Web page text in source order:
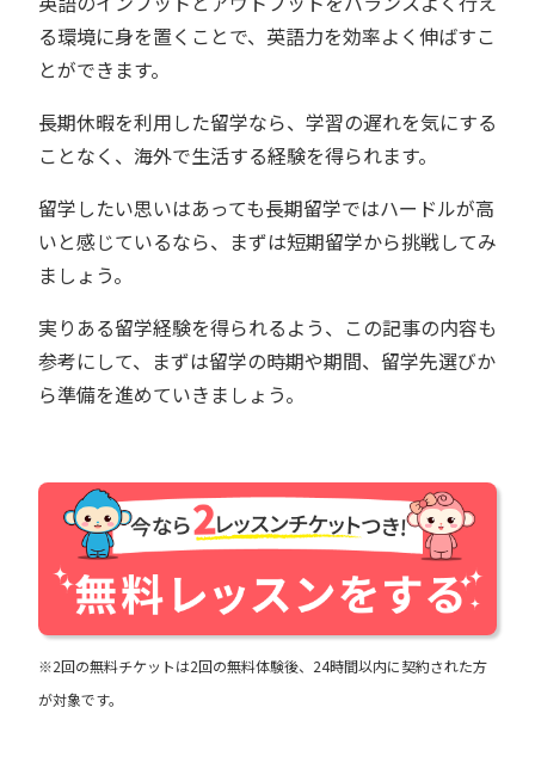
る環境に身を置くことで、英語力を効率よく伸ばすこ
とができます。
長期休暇を利用した留学なら、学習の遅れを気にする
ことなく、海外で生活する経験を得られます。
留学したい思いはあっても長期留学ではハードルが高
いと感じているなら、まずは短期留学から挑戦してみ
ましょう。
実りある留学経験を得られるよう、この記事の内容も
参考にして、まずは留学の時期や期間、留学先選びか
ら準備を進めていきましょう。
※2回の無料チケットは2回の無料体験後、24時間以内に契約された方
が対象です。